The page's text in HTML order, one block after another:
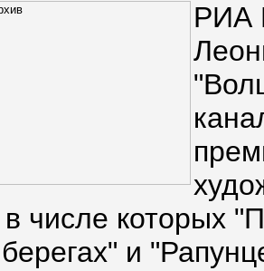
РИА
числе которых
и